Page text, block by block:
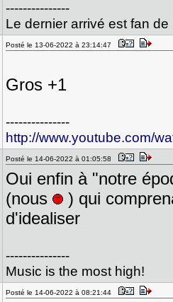
---------------
Le dernier arrivé est fan de
Posté le 13-06-2022 à 23:14:47
Gros +1
---------------
http://www.youtube.com/
Posté le 14-06-2022 à 01:05:58
Oui enfin à "notre
(nous
) qui
d'idealiser
---------------
Music is the most high!
Posté le 14-06-2022 à 08:21:44